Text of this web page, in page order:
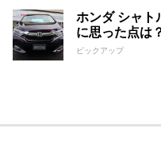
ホンダ シャト
に思った点は
ピックアップ